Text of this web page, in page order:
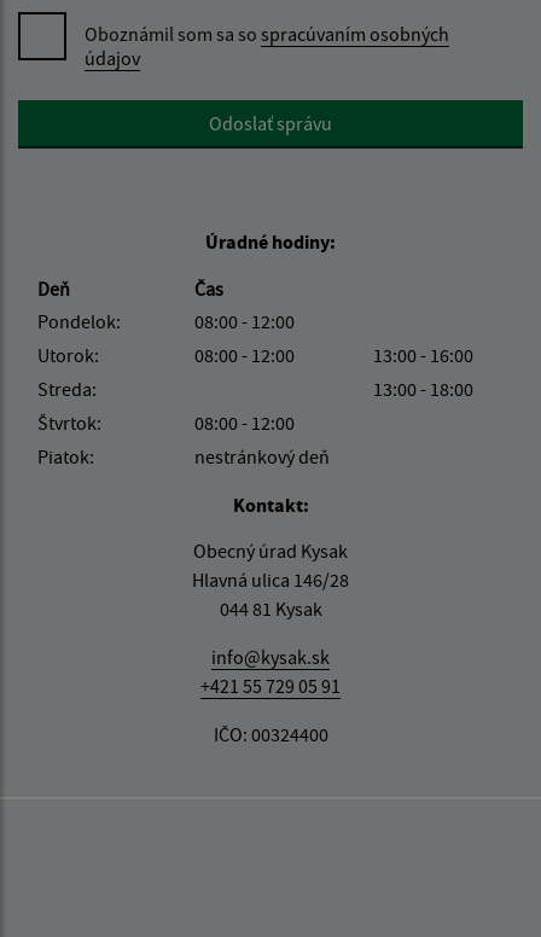
Oboznámil som sa so spracúvaním osobných
údajov
Google reCaptcha ResponseOdoslať správu
Úradné hodiny:
Deň
Čas
Pondelok:
08:00 - 12:00
Utorok:
08:00 - 12:00
13:00 - 16:00
Streda:
13:00 - 18:00
Štvrtok:
08:00 - 12:00
Piatok:
nestránkový deň
Kontakt:
Obecný úrad Kysak
Hlavná ulica 146/28
044 81 Kysak
info@kysak.sk
+421 55 729 05 91
IČO: 00324400